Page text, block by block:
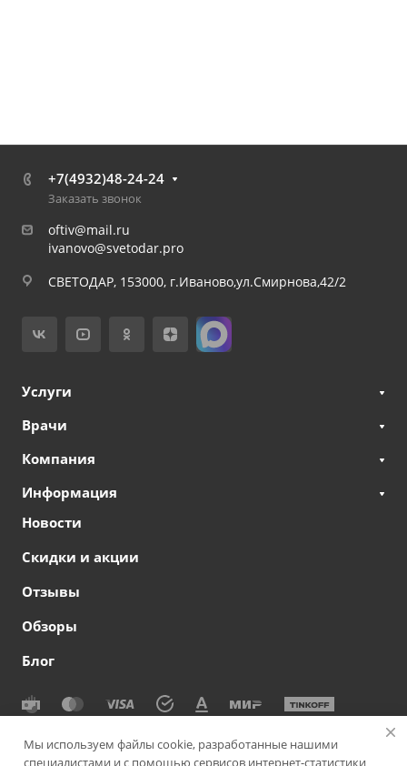
+7(4932)48-24-24
Заказать звонок
oftiv@mail.ru
ivanovo@svetodar.pro
СВЕТОДАР, 153000, г.Иваново,ул.Смирнова,42/2
Услуги
Врачи
Компания
Информация
Новости
Скидки и акции
Отзывы
Обзоры
Блог
© 2026 Сеть офтальмологических клиник СВЕТОДАР
Мы используем файлы cookie, разработанные нашими
специалистами и с помощью сервисов интернет-статистики